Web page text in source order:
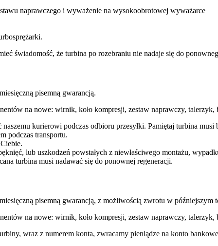
naprawczego i wyważenie na wysokoobrotowej wyważarce
świadomość, że turbina po rozebraniu nie nadaje się do
pisemną gwarancją.
na nowe: wirnik, koło kompresji, zestaw naprawczy, talerzyk,
kurierowi podczas odbioru przesyłki. Pamiętaj turbina
podczas transportu.
lub uszkodzeń powstałych z niewłaściwego montażu,
turbina musi nadawać się do ponownej regeneracji.
pisemną gwarancją, z możliwością zwrotu w późniejszym
na nowe: wirnik, koło kompresji, zestaw naprawczy, talerzyk,
wraz z numerem konta, zwracamy pieniądze na konto